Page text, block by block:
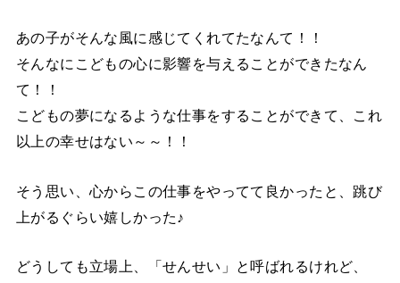
あの子がそんな風に感じてくれてたなんて！！
そんなにこどもの心に影響を与えることができたなん
て！！
こどもの夢になるような仕事をすることができて、これ
以上の幸せはない～～！！
そう思い、心からこの仕事をやってて良かったと、跳び
上がるぐらい嬉しかった♪
どうしても立場上、「せんせい」と呼ばれるけれど、